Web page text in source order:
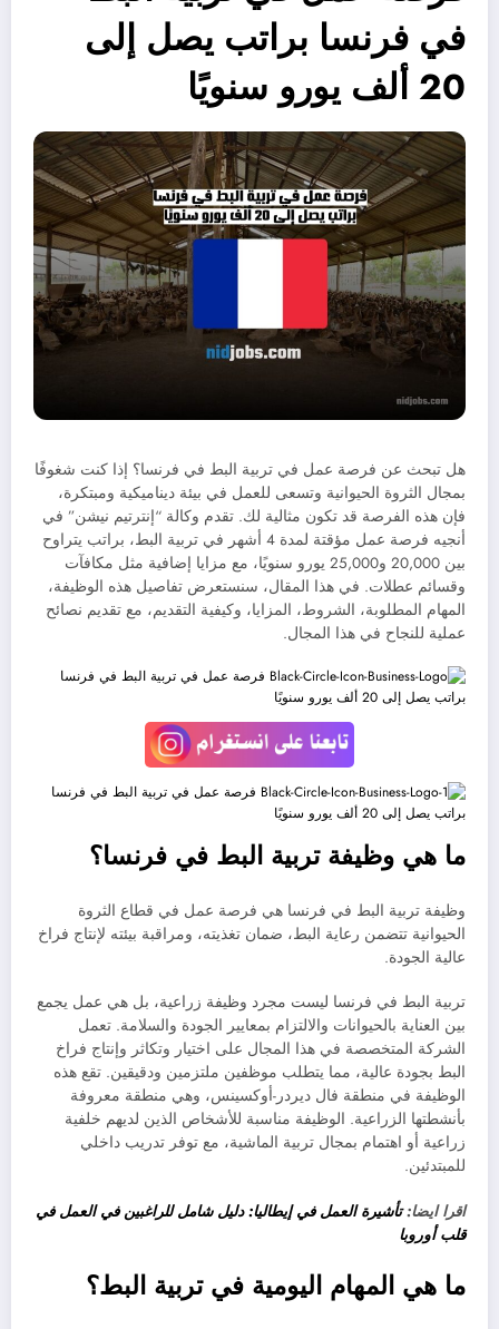
في فرنسا براتب يصل إلى
20 ألف يورو سنويًا
هل تبحث عن فرصة عمل في تربية البط في فرنسا؟ إذا كنت شغوفًا
بمجال الثروة الحيوانية وتسعى للعمل في بيئة ديناميكية ومبتكرة،
فإن هذه الفرصة قد تكون مثالية لك. تقدم وكالة “إنترتيم نيشن” في
أنجيه فرصة عمل مؤقتة لمدة 4 أشهر في تربية البط، براتب يتراوح
بين 20,000 و25,000 يورو سنويًا، مع مزايا إضافية مثل مكافآت
وقسائم عطلات. في هذا المقال، سنستعرض تفاصيل هذه الوظيفة،
المهام المطلوبة، الشروط، المزايا، وكيفية التقديم، مع تقديم نصائح
عملية للنجاح في هذا المجال.
ما هي وظيفة تربية البط في فرنسا؟
وظيفة تربية البط في فرنسا هي فرصة عمل في قطاع الثروة
الحيوانية تتضمن رعاية البط، ضمان تغذيته، ومراقبة بيئته لإنتاج فراخ
عالية الجودة.
تربية البط في فرنسا ليست مجرد وظيفة زراعية، بل هي عمل يجمع
بين العناية بالحيوانات والالتزام بمعايير الجودة والسلامة. تعمل
الشركة المتخصصة في هذا المجال على اختيار وتكاثر وإنتاج فراخ
البط بجودة عالية، مما يتطلب موظفين ملتزمين ودقيقين. تقع هذه
الوظيفة في منطقة فال ديردر-أوكسينس، وهي منطقة معروفة
بأنشطتها الزراعية. الوظيفة مناسبة للأشخاص الذين لديهم خلفية
زراعية أو اهتمام بمجال تربية الماشية، مع توفر تدريب داخلي
للمبتدئين.
اقرا ايضا:تأشيرة العمل في إيطاليا: دليل شامل للراغبين في العمل في
قلب أوروبا
ما هي المهام اليومية في تربية البط؟